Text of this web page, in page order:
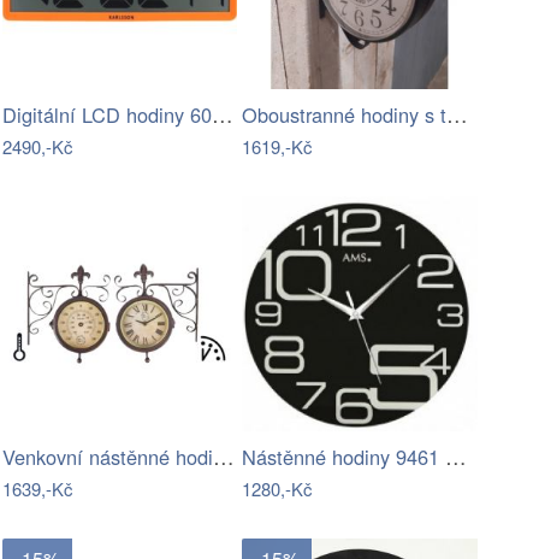
Digitální LCD hodiny 6020OR Karlsson…
2490,-Kč
Oboustranné hodiny s teploměrem
1619,-Kč
Venkovní nástěnné hodiny s teploměrem…
1639,-Kč
Nástěnné hodiny 9461 AMS 35cm
1280,-Kč